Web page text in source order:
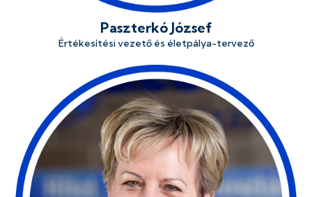
Paszterkó József
Értékesítési vezető és életpálya-tervező